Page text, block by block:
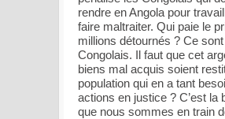
rendre en Angola pour
faire maltraiter. Qui paie le
millions détournés ? Ce
Congolais. Il faut que cet
biens mal acquis soient
population qui en a tant
actions en justice ? C’est la
que nous sommes en train